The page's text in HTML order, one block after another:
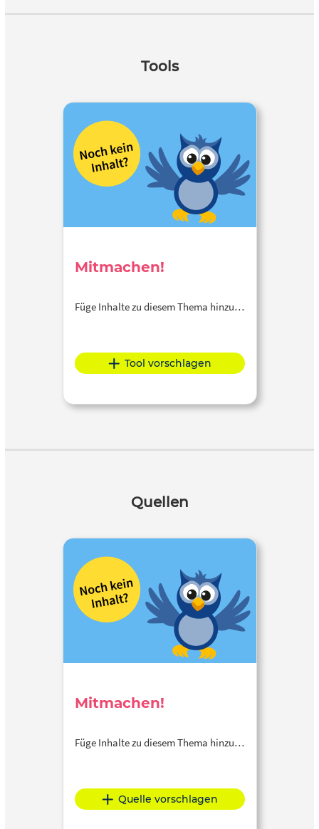
Tools
Mitmachen!
Füge Inhalte zu diesem Thema hinzu…
Tool vorschlagen
Quellen
Mitmachen!
Füge Inhalte zu diesem Thema hinzu…
Quelle vorschlagen